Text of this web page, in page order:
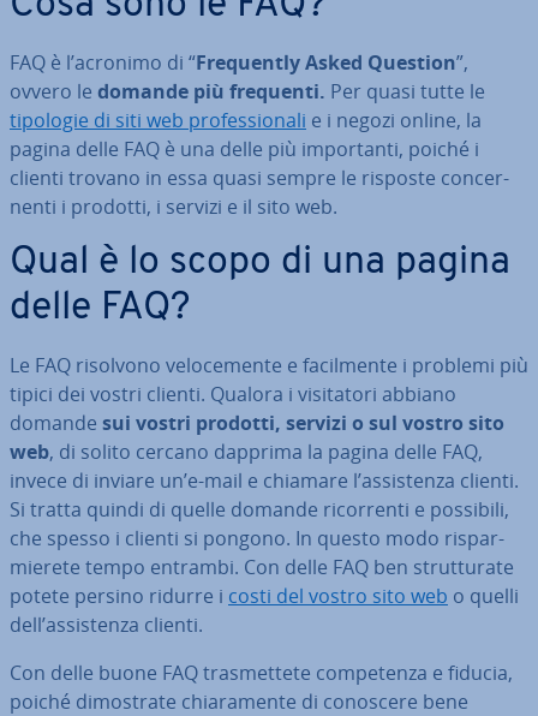
FAQ è l’acronimo di “Fre­quen­tly Asked Question”,
ovvero le domande più frequenti. Per quasi tutte le
tipologie di siti web pro­fes­sio­na­li e i negozi online, la
pagina delle FAQ è una delle più im­por­tan­ti, poiché i
clienti trovano in essa quasi sempre le risposte con­cer­
nen­ti i prodotti, i servizi e il sito web.
Qual è lo scopo di una pagina
delle FAQ?
Le FAQ risolvono ve­lo­ce­men­te e fa­cil­men­te i problemi più
tipici dei vostri clienti. Qualora i vi­si­ta­to­ri abbiano
domande sui vostri prodotti, servizi o sul vostro sito
web, di solito cercano dapprima la pagina delle FAQ,
invece di inviare un’e-mail e chiamare l’as­si­sten­za clienti.
Si tratta quindi di quelle domande ri­cor­ren­ti e possibili,
che spesso i clienti si pongono. In questo modo ri­spar­
mie­re­te tempo entrambi. Con delle FAQ ben strut­tu­ra­te
potete persino ridurre i costi del vostro sito web o quelli
dell’as­si­sten­za clienti.
Con delle buone FAQ tra­smet­te­te com­pe­ten­za e fiducia,
poiché di­mo­stra­te chia­ra­men­te di conoscere bene